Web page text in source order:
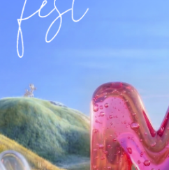
ЗАЯВКА НА УЧАСТИЕ